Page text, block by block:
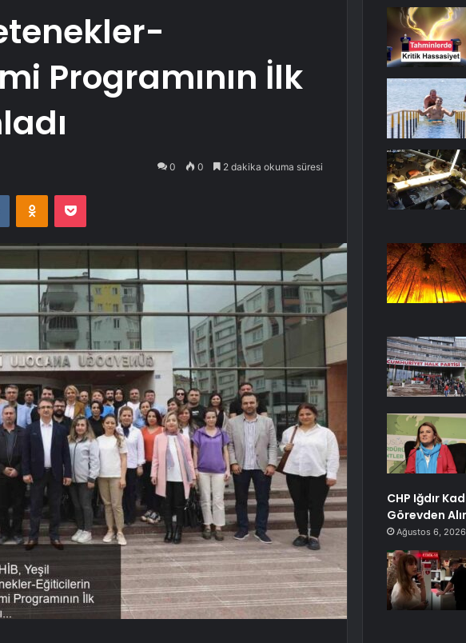
Programının İlk
0 0 2 dakika okuma süresi
VKontakteOdnoklassniki
Pocket
CHP Iğdır
Görevden
Ağustos 6, 2026